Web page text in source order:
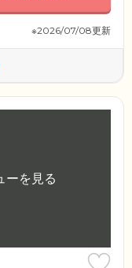
※2026/07/08更新